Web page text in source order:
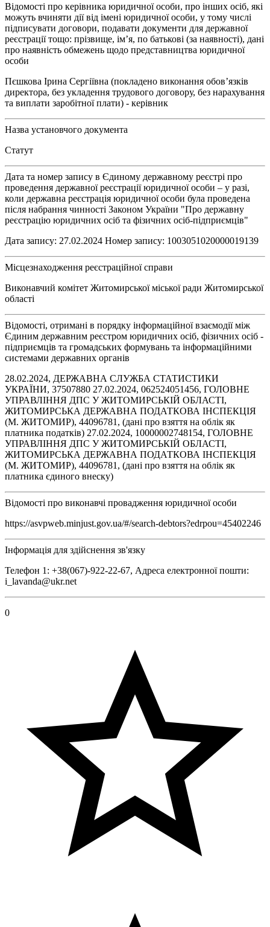
Відомості про керівника юридичної особи, про інших осіб, які
можуть вчиняти дії від імені юридичної особи, у тому числі
підписувати договори, подавати документи для державної
реєстрації тощо: прізвище, ім’я, по батькові (за наявності), дані
про наявність обмежень щодо представництва юридичної
особи
Пєшкова Ірина Сергіївна (покладено виконання обов’язків
директора, без укладення трудового договору, без нарахування
та виплати заробітної плати) - керівник
Назва установчого документа
Статут
Дата та номер запису в Єдиному державному реєстрі про
проведення державної реєстрації юридичної особи – у разі,
коли державна реєстрація юридичної особи була проведена
після набрання чинності Законом України "Про державну
реєстрацію юридичних осіб та фізичних осіб-підприємців"
Дата запису: 27.02.2024 Номер запису: 1003051020000019139
Місцезнаходження реєстраційної справи
Виконавчий комітет Житомирської міської ради Житомирської
області
Відомості, отримані в порядку інформаційної взаємодії між
Єдиним державним реєстром юридичних осіб, фізичних осіб -
підприємців та громадських формувань та інформаційними
системами державних органів
28.02.2024, ДЕРЖАВНА СЛУЖБА СТАТИСТИКИ
УКРАЇНИ, 37507880 27.02.2024, 062524051456, ГОЛОВНЕ
УПРАВЛІННЯ ДПС У ЖИТОМИРСЬКІЙ ОБЛАСТІ,
ЖИТОМИРСЬКА ДЕРЖАВНА ПОДАТКОВА ІНСПЕКЦІЯ
(М. ЖИТОМИР), 44096781, (дані про взяття на облік як
платника податків) 27.02.2024, 10000002748154, ГОЛОВНЕ
УПРАВЛІННЯ ДПС У ЖИТОМИРСЬКІЙ ОБЛАСТІ,
ЖИТОМИРСЬКА ДЕРЖАВНА ПОДАТКОВА ІНСПЕКЦІЯ
(М. ЖИТОМИР), 44096781, (дані про взяття на облік як
платника єдиного внеску)
Відомості про виконавчі провадження юридичної особи
https://asvpweb.minjust.gov.ua/#/search-debtors?edrpou=45402246
Інформація для здійснення зв'язку
Телефон 1: +38(067)-922-22-67, Адреса електронної пошти:
i_lavanda@ukr.net
0